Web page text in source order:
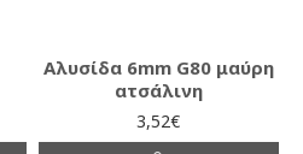
Αλυσίδα 6mm G80 μαύρη
ατσάλινη
3,52€